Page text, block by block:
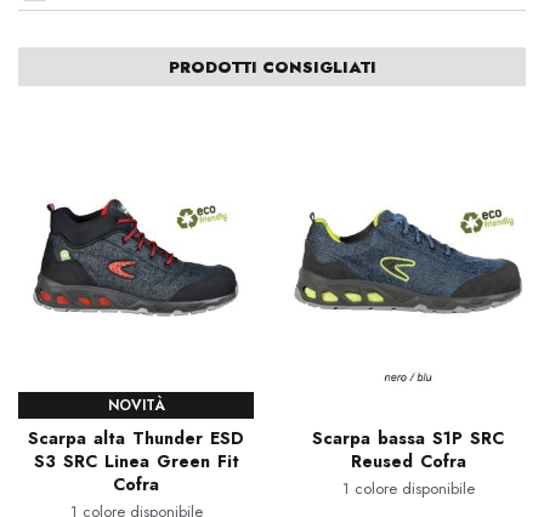
PRODOTTI CONSIGLIATI
NOVITÀ
Scarpa alta Thunder ESD
S3 SRC Linea Green Fit
Cofra
1 colore disponibile
Scarpa bassa S1P SRC
Reused Cofra
1 colore disponibile